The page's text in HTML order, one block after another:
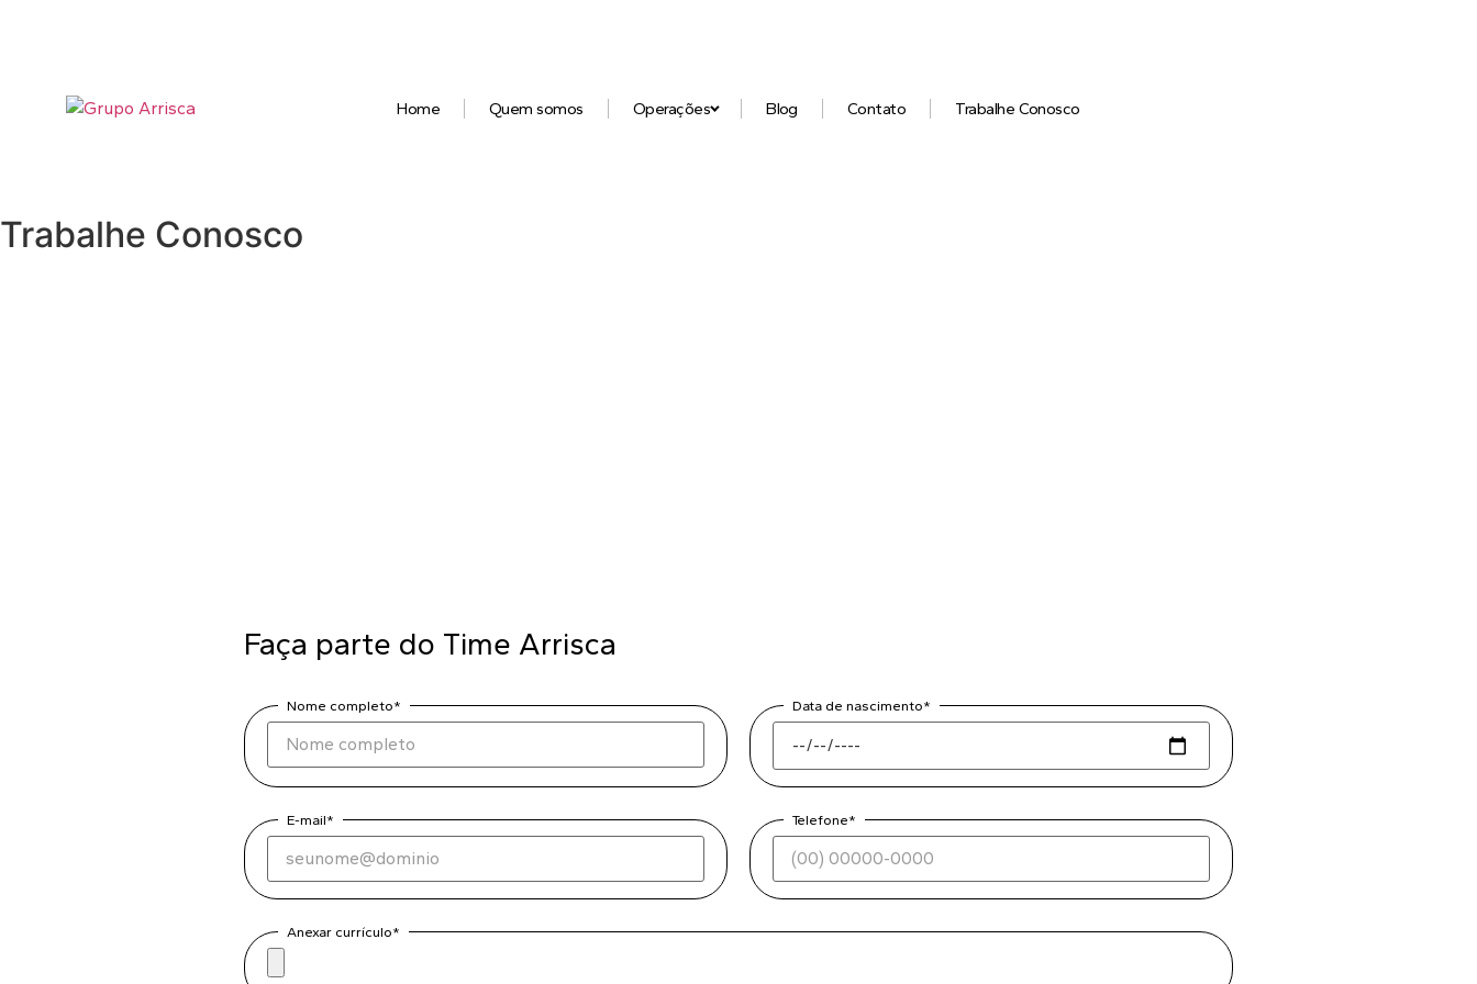
Home Quem somos Operações Blog Contato Trabalhe Conosco
Trabalhe Conosco
Faça parte do Time Arrisca
Nome completo* Data de nascimento*
E-mail* Telefone*
Anexar currículo*